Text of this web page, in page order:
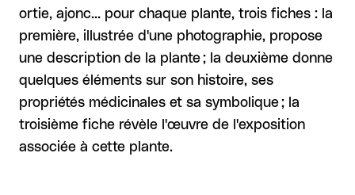
ortie, ajonc... pour chaque plante, trois fiches : la
première, illustrée d'une photographie, propose
une description de la plante ; la deuxième donne
quelques éléments sur son histoire, ses
propriétés médicinales et sa symbolique ; la
troisième fiche révèle l'œuvre de l'exposition
associée à cette plante.